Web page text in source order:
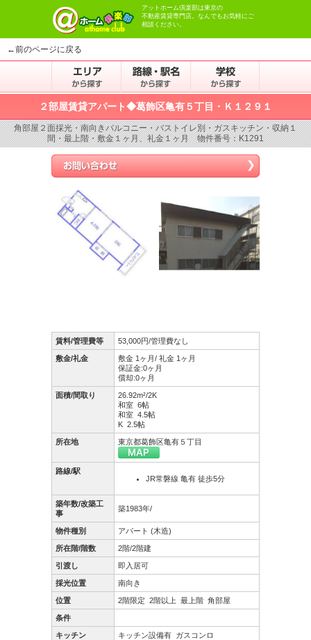
アットホーム倶楽部は東京の
不動産賃貸専門店。なんでもお気軽にご
相談ください。
←前のページに戻る
２部屋賃貸アパート◆葛飾区亀有５丁目・Ｋ１２９１
角部屋２面採光・南向きバルコニー・バストイレ別・ガスキッチン・収納１
間・最上階・敷金１ヶ月、礼金１ヶ月 物件番号：K1291
賃料/管理費等 53,000円/管理費なし
敷金/礼金
敷金 1ヶ月/ 礼金 1ヶ月
保証金:0ヶ月
償却:0ヶ月
面積/間取り
26.92m²/2K
和室 6帖
和室 4.5帖
K 2.5帖
所在地 東京都葛飾区亀有５丁目
路線/駅
JR常磐線 亀有 徒歩5分
築年数/改築工
事
築1983年/
物件種別 アパート (木造)
所在階/階数 2階/2階建
引渡し 即入居可
採光位置 南向き
位置 2階限定 2階以上 最上階 角部屋
条件
キッチン キッチン設備有 ガスコンロ